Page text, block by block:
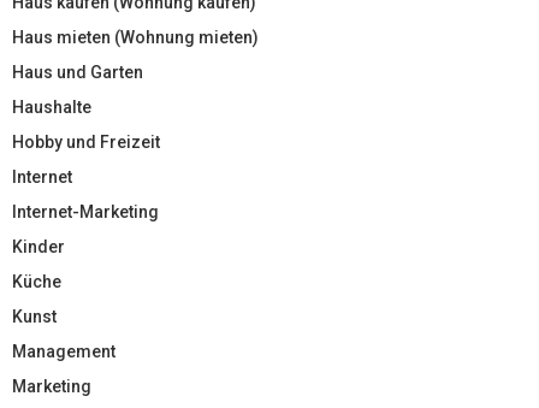
Haus mieten (Wohnung mieten)
Haus und Garten
Haushalte
Hobby und Freizeit
Internet
Internet-Marketing
Kinder
Küche
Kunst
Management
Marketing